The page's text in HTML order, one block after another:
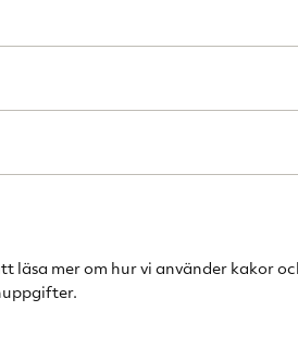
läsa mer om hur vi använder kakor